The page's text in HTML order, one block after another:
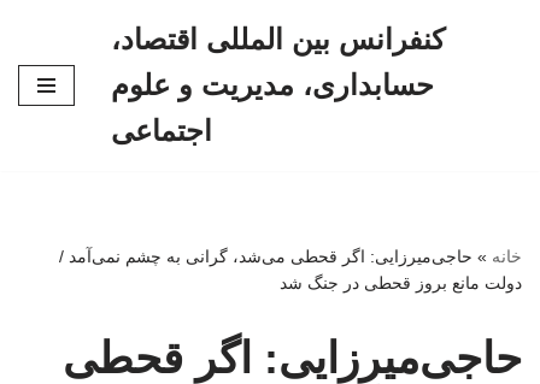
کنفرانس بین المللی اقتصاد،
حسابداری، مدیریت و علوم
اجتماعی
خانه » حاجی‌میرزایی: اگر قحطی می‌شد، گرانی به چشم نمی‌آمد /
دولت مانع بروز قحطی در جنگ شد
حاجی‌میرزایی: اگر قحطی